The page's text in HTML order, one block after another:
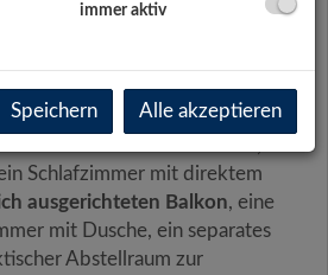
Schlafzimmer mit direktem
ausgerichteten Balkon, eine
mit Dusche, ein separates
Abstellraum zur
immer aktiv
Speichern Alle akzeptieren